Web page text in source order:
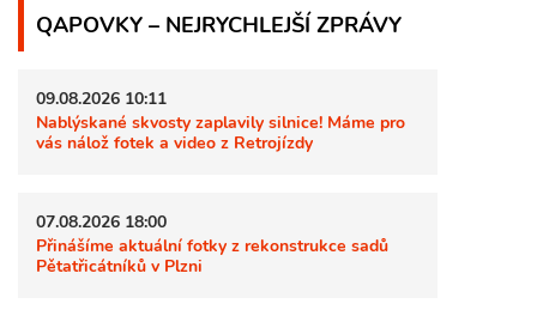
QAPOVKY – NEJRYCHLEJŠÍ ZPRÁVY
09.08.2026 10:11
Nablýskané skvosty zaplavily silnice! Máme pro
vás nálož fotek a video z Retrojízdy
07.08.2026 18:00
Přinášíme aktuální fotky z rekonstrukce sadů
Pětatřicátníků v Plzni